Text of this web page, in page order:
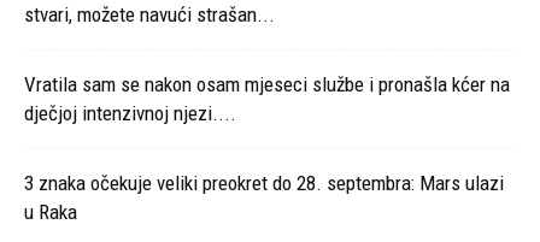
stvari, možete navući strašan...
Vratila sam se nakon osam mjeseci službe i pronašla kćer na
dječjoj intenzivnoj njezi....
3 znaka očekuje veliki preokret do 28. septembra: Mars ulazi
u Raka